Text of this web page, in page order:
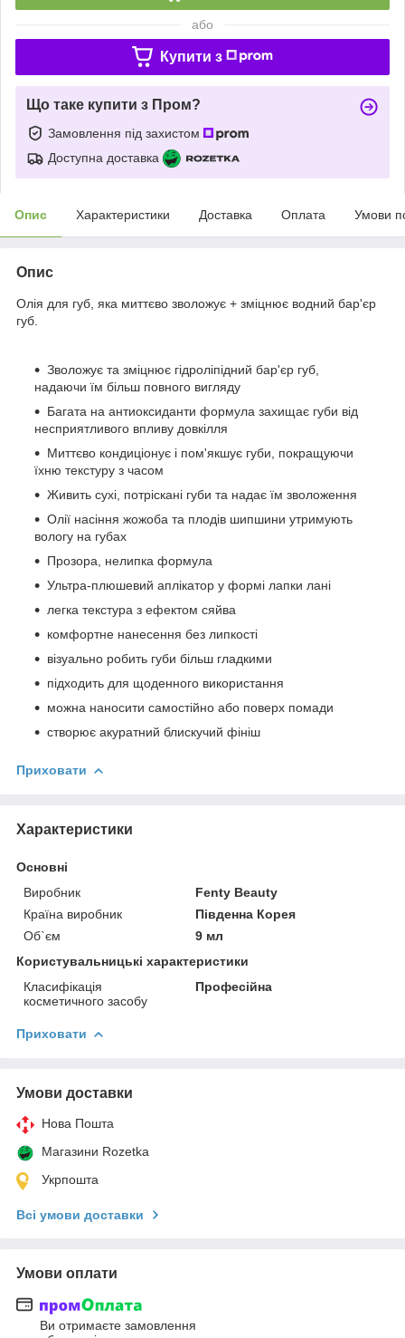
або
Купити з
Що таке купити з Пром?
Замовлення під захистом
Доступна доставка
Опис Характеристики Доставка Оплата Умови
Опис
Олія для губ, яка миттєво зволожує + зміцнює водний бар'єр
губ.
Зволожує та зміцнює гідроліпідний бар'єр губ,
надаючи їм більш повного вигляду
Багата на антиоксиданти формула захищає губи від
несприятливого впливу довкілля
Миттєво кондиціонує і пом'якшує губи, покращуючи
їхню текстуру з часом
Живить сухі, потріскані губи та надає їм зволоження
Олії насіння жожоба та плодів шипшини утримують
вологу на губах
Прозора, нелипка формула
Ультра-плюшевий аплікатор у формі лапки лані
легка текстура з ефектом сяйва
комфортне нанесення без липкості
візуально робить губи більш гладкими
підходить для щоденного використання
можна наносити самостійно або поверх помади
створює акуратний блискучий фініш
Приховати
Характеристики
Основні
Виробник
Fenty Beauty
Країна виробник
Південна Корея
Об`єм
9 мл
Користувальницькі характеристики
Класифікація
косметичного засобу
Професійна
Приховати
Умови доставки
Нова Пошта
Магазини Rozetka
Укрпошта
Всі умови доставки
Умови оплати
Ви отримаєте замовлення